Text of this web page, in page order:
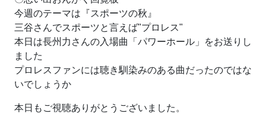
今週のテーマは『スポーツの秋』
三谷さんでスポーツと言えば"プロレス"
本日は長州力さんの入場曲「パワーホール」をお送りし
ました
プロレスファンには聴き馴染みのある曲だったのではな
いでしょうか
本日もご視聴ありがとうございました。